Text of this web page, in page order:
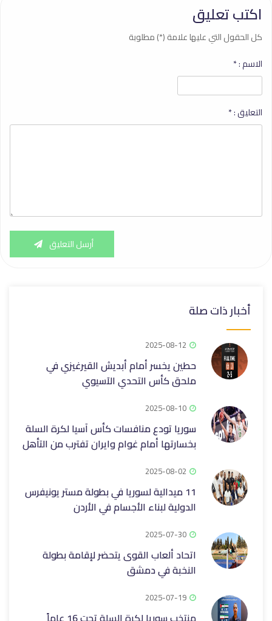
اكتب تعليق
كل الحقول التي عليها علامة (*) مطلوبة
الاسم :*
التعليق :*
أرسل التعليق
أخبار ذات صلة
2025-08-12
حطين يخسر أمام أبديش القيرغيزي في
ملحق كأس التحدي الآسيوي
2025-08-10
سوريا تودع منافسات كأس آسيا لكرة السلة
بخسارتها أمام غوام وايران تفترب من التأهل
2025-08-02
11 ميدالية لسوريا في بطولة مستر يونيفرس
الدولية لبناء الأجسام في الأردن
2025-07-30
اتحاد ألعاب القوى يتحضر لإقامة بطولة
النخبة في دمشق
2025-07-19